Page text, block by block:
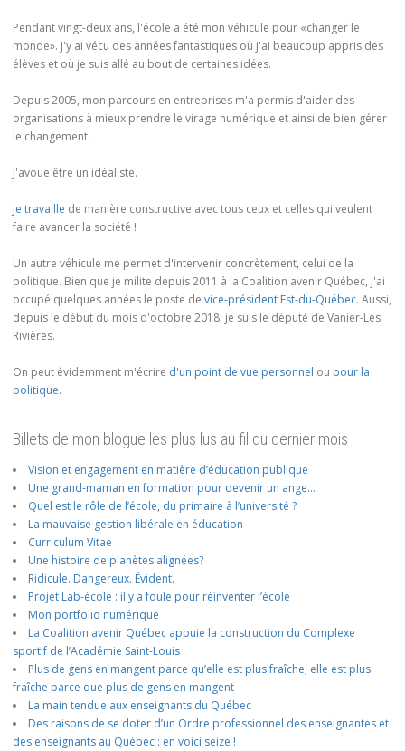
Pendant vingt-deux ans, l'école a été mon véhicule pour «changer le
monde». J'y ai vécu des années fantastiques où j'ai beaucoup appris des
élèves et où je suis allé au bout de certaines idées.
Depuis 2005, mon parcours en entreprises m'a permis d'aider des
organisations à mieux prendre le virage numérique et ainsi de bien gérer
le changement.
J'avoue être un idéaliste.
Je travaille de manière constructive avec tous ceux et celles qui veulent
faire avancer la société !
Un autre véhicule me permet d'intervenir concrètement, celui de la
politique. Bien que je milite depuis 2011 à la Coalition avenir Québec, j'ai
occupé quelques années le poste de vice-président Est-du-Québec. Aussi,
depuis le début du mois d'octobre 2018, je suis le député de Vanier-Les
Rivières.
On peut évidemment m'écrire d'un point de vue personnel ou pour la
politique.
Billets de mon blogue les plus lus au fil du dernier mois
Vision et engagement en matière d’éducation publique
Une grand-maman en formation pour devenir un ange…
Quel est le rôle de l’école, du primaire à l’université ?
La mauvaise gestion libérale en éducation
Curriculum Vitae
Une histoire de planètes alignées?
Ridicule. Dangereux. Évident.
Projet Lab-école : il y a foule pour réinventer l’école
Mon portfolio numérique
La Coalition avenir Québec appuie la construction du Complexe
sportif de l’Académie Saint-Louis
Plus de gens en mangent parce qu’elle est plus fraîche; elle est plus
fraîche parce que plus de gens en mangent
La main tendue aux enseignants du Québec
Des raisons de se doter d’un Ordre professionnel des enseignantes et
des enseignants au Québec : en voici seize !